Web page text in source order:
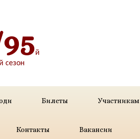
й
сезон
Билеты
Контакты Вакансии